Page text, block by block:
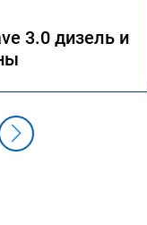
3.0 дизель и